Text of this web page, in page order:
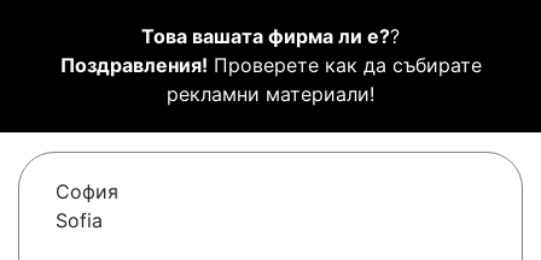
Това вашата фирма ли е??
Поздравления! Проверете как да събирате
рекламни материали!
София
Sofia